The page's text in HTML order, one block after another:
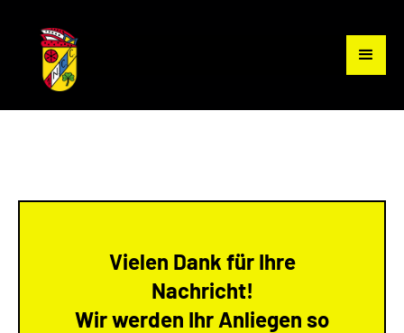
Vielen Dank für Ihre
Nachricht!
Wir werden Ihr Anliegen so